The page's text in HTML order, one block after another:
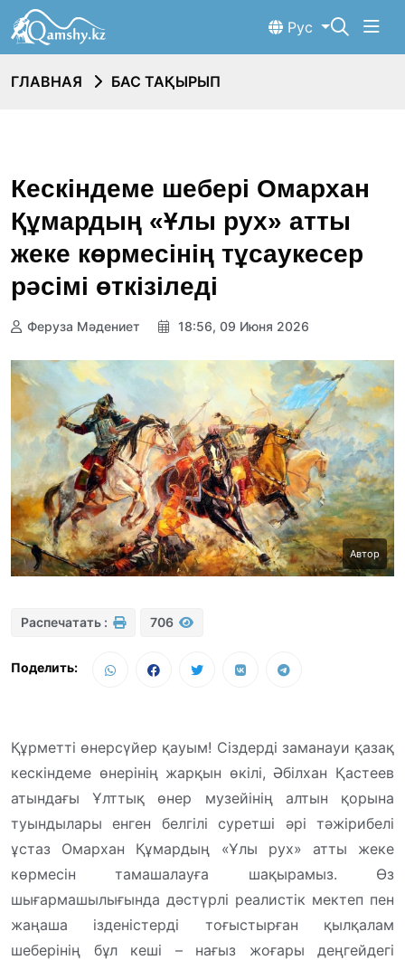
Рус
ГЛАВНАЯ БАС ТАҚЫРЫП
Кескіндеме шебері Омархан
Құмардың «Ұлы рух» атты
жеке көрмесінің тұсаукесер
рәсімі өткізіледі
Феруза Мәдениет 18:56, 09 Июня 2026
Автор
Распечатать : 706
Поделить:
Құрметті өнерсүйер қауым! Сіздерді заманауи қазақ
кескіндеме өнерінің жарқын өкілі, Әбілхан Қастеев
атындағы Ұлттық өнер музейінің алтын қорына
туындылары енген белгілі суретші әрі тәжірибелі
ұстаз Омархан Құмардың «Ұлы рух» атты жеке
көрмесін тамашалауға шақырамыз. Өз
шығармашылығында дәстүрлі реалистік мектеп пен
жаңаша ізденістерді тоғыстырған қылқалам
шеберінің бұл кеші – нағыз жоғары деңгейдегі